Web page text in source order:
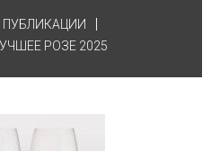
ПУБЛИКАЦИИ
РОЗЕ 2025